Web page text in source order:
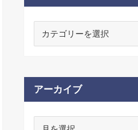
ー
アーカイブ